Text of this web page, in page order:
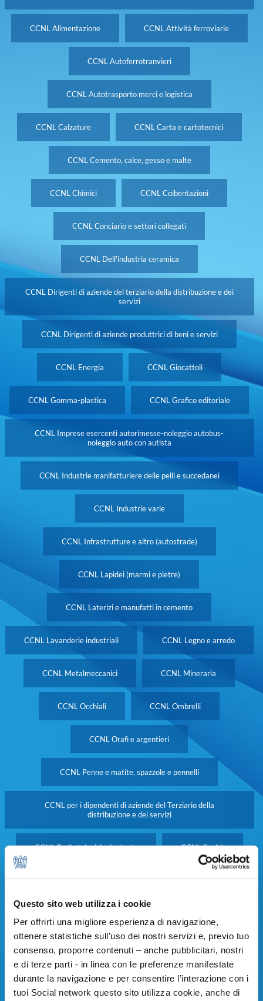
Questo sito web utilizza i cookie
Per offrirti una migliore esperienza di navigazione,
ottenere statistiche sull’uso dei nostri servizi e, previo tuo
consenso, proporre contenuti – anche pubblicitari, nostri
e di terze parti - in linea con le preferenze manifestate
durante la navigazione e per consentire l’interazione con i
tuoi Social network questo sito utilizza cookie, anche di
CCNL Alimentazione CCNL Attività ferroviarie
CCNL Autoferrotranvieri
CCNL Autotrasporto merci e logistica
CCNL Calzature CCNL Carta e cartotecnici
CCNL Cemento, calce, gesso e malte
CCNL Chimici CCNL Coibentazioni
CCNL Conciario e settori collegati
CCNL Dell'industria ceramica
CCNL Dirigenti di aziende del terziario della distribuzione e dei
servizi
CCNL Dirigenti di aziende produttrici di beni e servizi
CCNL Energia CCNL Giocattoli
CCNL Gomma-plastica CCNL Grafico editoriale
CCNL Imprese esercenti autorimesse-noleggio autobus-
noleggio auto con autista
CCNL Industrie manifatturiere delle pelli e succedanei
CCNL Industrie varie
CCNL Infrastrutture e altro (autostrade)
CCNL Lapidei (marmi e pietre)
CCNL Laterizi e manufatti in cemento
CCNL Lavanderie industriali CCNL Legno e arredo
CCNL Metalmeccanici CCNL Mineraria
CCNL Occhiali CCNL Ombrelli
CCNL Orafi e argentieri
CCNL Penne e matite, spazzole e pennelli
CCNL per i dipendenti di aziende del Terziario della
distribuzione e dei servizi
CCNL Radio televisioni private CCNL Sanità
CCNL Servizi della distribuzione, recapito e servizi postali
CCNL Servizi di pulizia e servizi integrati/multiservizi
CCNL Servizi di telecomunicazione CCNL Terziario